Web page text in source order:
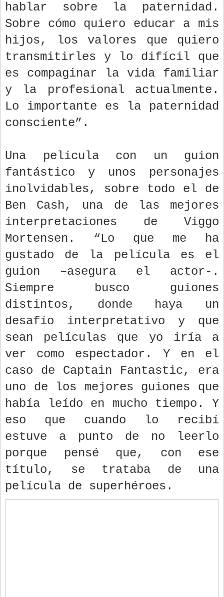
hablar sobre la paternidad.
Sobre cómo quiero educar a mis
hijos, los valores que quiero
transmitirles y lo difícil que
es compaginar la vida familiar
y la profesional actualmente.
Lo importante es la paternidad
consciente”.
Una película con un guion
fantástico y unos personajes
inolvidables, sobre todo el de
Ben Cash, una de las mejores
interpretaciones de Viggo
Mortensen. “Lo que me ha
gustado de la película es el
guion –asegura el actor-.
Siempre busco guiones
distintos, donde haya un
desafío interpretativo y que
sean películas que yo iría a
ver como espectador. Y en el
caso de Captain Fantastic, era
uno de los mejores guiones que
había leído en mucho tiempo. Y
eso que cuando lo recibí
estuve a punto de no leerlo
porque pensé que, con ese
título, se trataba de una
película de superhéroes.